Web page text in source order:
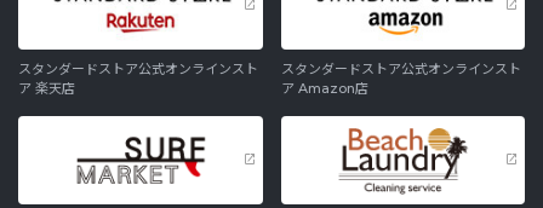
スタンダードストア公式オンラインスト
ア 楽天店
スタンダードストア公式オンラインスト
ア Amazon店